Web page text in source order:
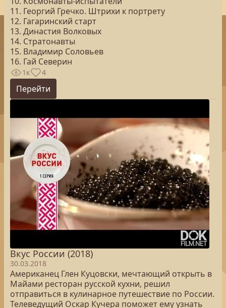
11. Георгий Гречко. Штрихи к портрету
12. Гагаринский старт
13. Династия Волковых
14. Стратонавты
15. Владимир Соловьев
16. Гай Северин
1к 4
Перейти
Вкус России (2018)
30.03.2018
Американец Глен Куцовски, мечтающий открыть в
Майами ресторан русской кухни, решил
отправиться в кулинарное путешествие по России.
Телеведущий Оскар Кучера поможет ему узнать